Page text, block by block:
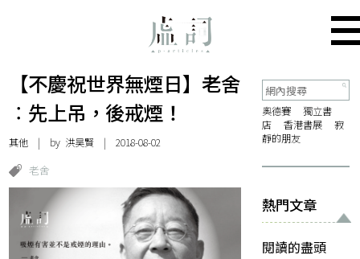
【不慶祝世界無煙日】老舍
︰先上吊，後戒煙！
其他 | by 洪昊賢 | 2018-08-02
老舍
奧德賽
獨立書
店
香港書展
寂
靜的朋友
熱門文章
閱讀的盡頭